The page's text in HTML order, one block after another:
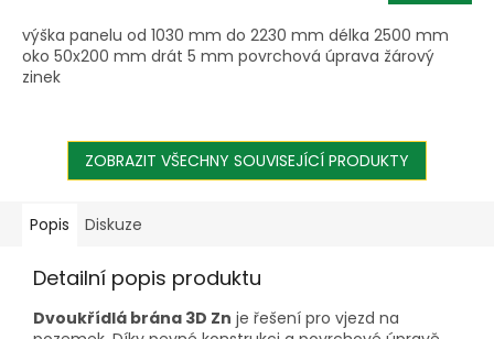
výška panelu od 1030 mm do 2230 mm délka 2500 mm
oko 50x200 mm drát 5 mm povrchová úprava žárový
zinek
ZOBRAZIT VŠECHNY SOUVISEJÍCÍ PRODUKTY
Popis Diskuze
Detailní popis produktu
Dvoukřídlá brána 3D Zn je řešení pro vjezd na